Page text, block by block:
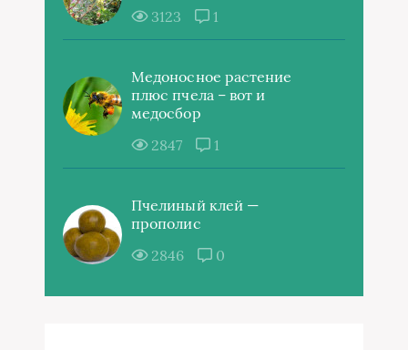
3123
1
Медоносное растение
плюс пчела – вот и
медосбор
2847
1
Пчелиный клей —
прополис
2846
0